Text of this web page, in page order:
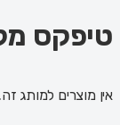
טיפקס
אין מוצרים למותג זה.